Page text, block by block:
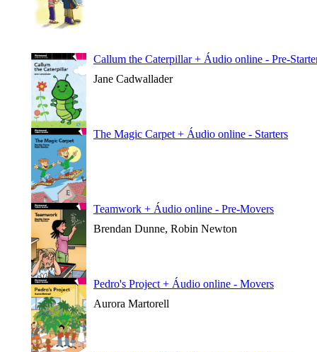
Callum the Caterpillar + Áudio online - Pre-
Jane Cadwallader
The Magic Carpet + Áudio online - Starters
Teamwork + Áudio online - Pre-Movers
Brendan Dunne, Robin Newton
Pedro's Project + Áudio online - Movers
Aurora Martorell